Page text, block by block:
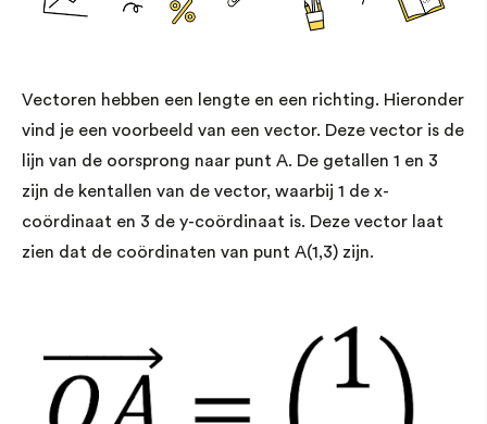
Vectoren hebben een lengte en een richting. Hieronder
vind je een voorbeeld van een vector. Deze vector is de
lijn van de oorsprong naar punt A. De getallen 1 en 3
zijn de kentallen van de vector, waarbij 1 de x-
coördinaat en 3 de y-coördinaat is. Deze vector laat
zien dat de coördinaten van punt A(1,3) zijn.